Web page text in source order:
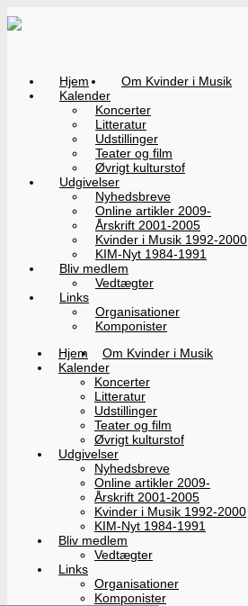
Hjem
Om Kvinder i Musik
Kalender
Koncerter
Litteratur
Udstillinger
Teater og film
Øvrigt kulturstof
Udgivelser
Nyhedsbreve
Online artikler 2009-
Årskrift 2001-2005
Kvinder i Musik 1992-2000
KIM-Nyt 1984-1991
Bliv medlem
Vedtægter
Links
Organisationer
Komponister
Hjem
Om Kvinder i Musik
Kalender
Koncerter
Litteratur
Udstillinger
Teater og film
Øvrigt kulturstof
Udgivelser
Nyhedsbreve
Online artikler 2009-
Årskrift 2001-2005
Kvinder i Musik 1992-2000
KIM-Nyt 1984-1991
Bliv medlem
Vedtægter
Links
Organisationer
Komponister